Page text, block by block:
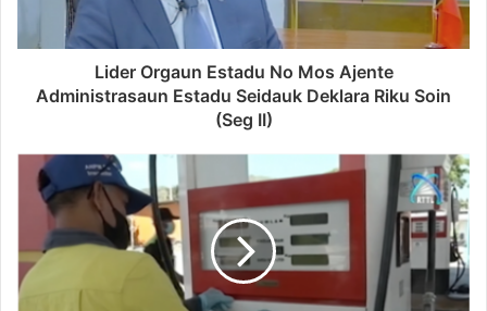
Lider Orgaun Estadu No Mos Ajente
Administrasaun Estadu Seidauk Deklara Riku Soin
(Seg II)